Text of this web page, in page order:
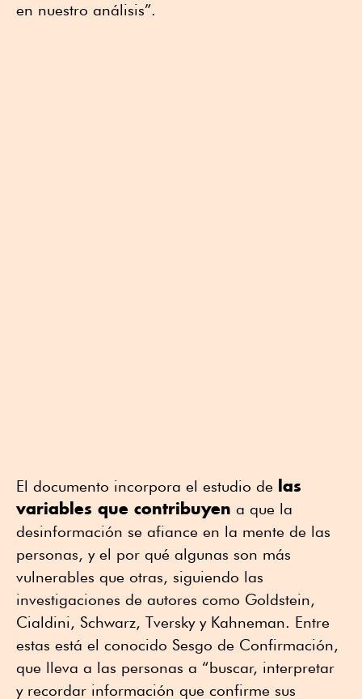
en nuestro análisis”.
El documento incorpora el estudio de las
variables que contribuyen a que la
desinformación se afiance en la mente de las
personas, y el por qué algunas son más
vulnerables que otras, siguiendo las
investigaciones de autores como Goldstein,
Cialdini, Schwarz, Tversky y Kahneman. Entre
estas está el conocido Sesgo de Confirmación,
que lleva a las personas a “buscar, interpretar
y recordar información que confirme sus